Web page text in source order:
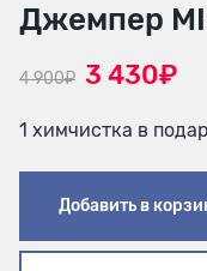
Джемпер
4 900₽ 3 430₽
1 химчистка в
Добавить в